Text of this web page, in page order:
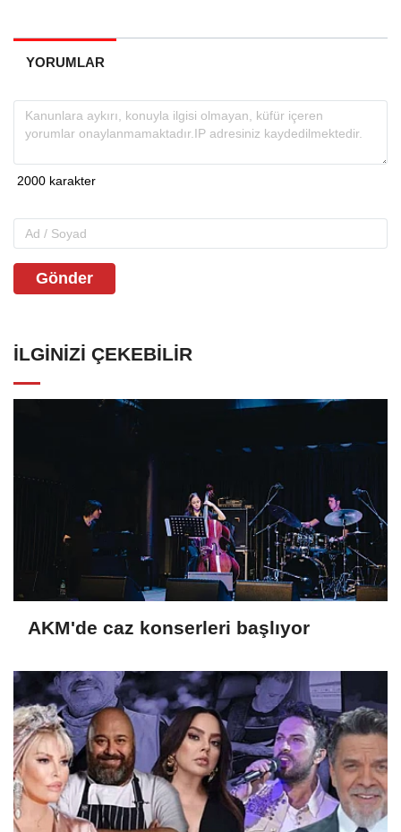
YORUMLAR
Gönder
İLGINIZI ÇEKEBILIR
AKM'de caz konserleri başlıyor